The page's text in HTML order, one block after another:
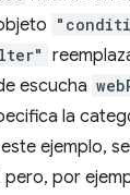
escucha
la
ejemplo,
por